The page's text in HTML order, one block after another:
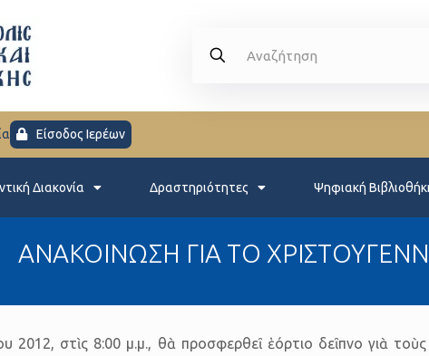
Είσοδος Ιερέων
Διακονία Δραστηριότητες Ψηφιακή
ΑΝΑΚΟΙΝΩΣΗ ΓΙΑ ΤΟ
2012, στὶς 8:00 μ.μ., θὰ προσφερθεῖ ἑόρτιο δεῖπνο γιὰ